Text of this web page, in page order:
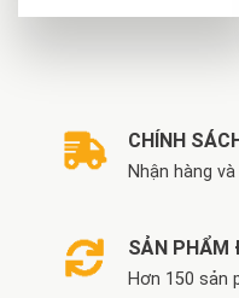
CHÍNH
Nhận hàng
SẢN PHẨM
Hơn 150 sản